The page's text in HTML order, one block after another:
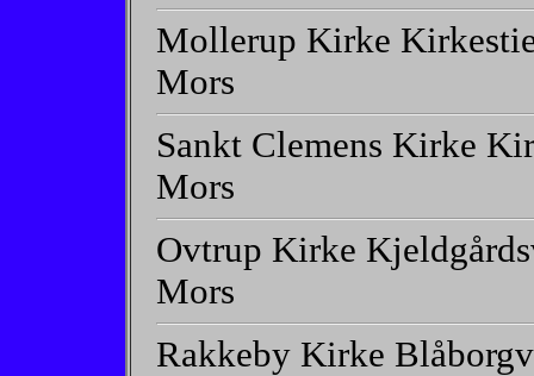
Mollerup Kirke
Mors
Sankt Clemens Kirke
Mors
Ovtrup Kirke
Mors
Rakkeby Kirke